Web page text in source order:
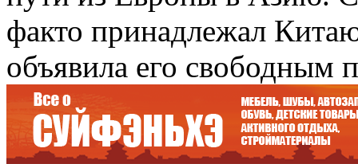
факто принадлежал
объявила его свободным